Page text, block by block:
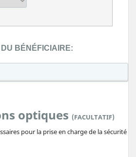
DU BÉNÉFICIAIRE:
optiques (FACULTATIF)
prise en charge de la sécurité